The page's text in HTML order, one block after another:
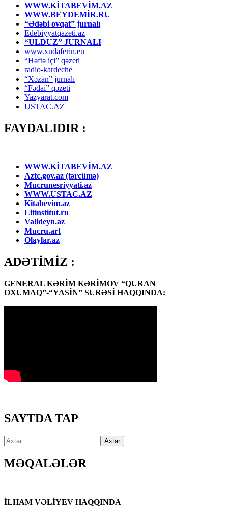
WWW.KİTABEVİM.AZ
WWW.BEYDEMİR.RU
“Ədəbi ovqat” jurnalı
Edebiyyatqazeti.az
“ULDUZ” JURNALI
www.xudaferin.eu
“Həftə içi” qəzeti
radio-kardeche
“Xəzan” jurnalı
“Fədai” qəzeti
Yazyarat.com
USTAC.AZ
FAYDALIDIR :
WWW.KİTABEVİM.AZ
Aztc.gov.az (tərcümə)
Mucrunesriyyati.az
WWW.USTAC.AZ
Kitabevim.az
Litinstitut.ru
Valideyn.az
Mucru.art
Olaylar.az
ADƏTİMİZ :
GENERAL KƏRİM KƏRİMOV “QURAN
OXUMAQ”-“YASİN” SURƏSİ HAQQINDA:
SAYTDA TAP
Axtarış:
MƏQALƏLƏR
İLHAM VƏLİYEV HAQQINDA